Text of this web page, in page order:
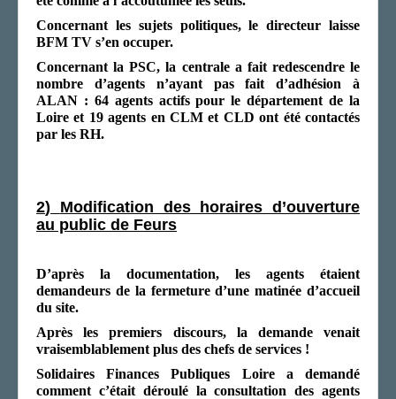
Concernant les sujets politiques, le directeur laisse
BFM TV s’en occuper.
Concernant la PSC, la centrale a fait redescendre le
nombre d’agents n’ayant pas fait d’adhésion à
ALAN : 64 agents actifs pour le département de la
Loire et 19 agents en CLM et CLD ont été contactés
par les RH.
2) Modification des horaires d’ouverture
au public de Feurs
D’après la documentation, les agents étaient
demandeurs de la fermeture d’une matinée d’accueil
du site.
Après les premiers discours, la demande venait
vraisemblablement plus des chefs de services !
Solidaires Finances Publiques Loire a demandé
comment c’était déroulé la consultationdes agents